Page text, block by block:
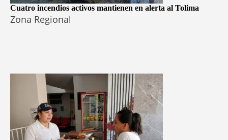
Cuatro incendios activos mantienen en alerta al Tolima
Zona Regional